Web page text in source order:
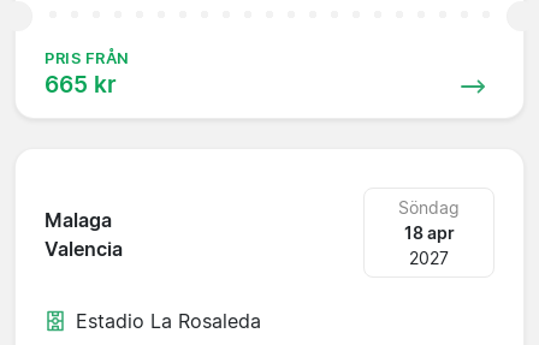
PRIS FRÅN
665 kr
Malaga
Valencia
Söndag
18 apr
2027
Estadio La Rosaleda